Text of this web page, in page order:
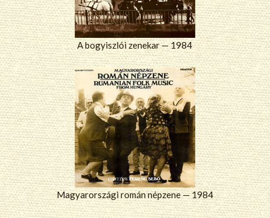
A bogyiszlói zenekar — 1984
Magyarországi román népzene — 1984